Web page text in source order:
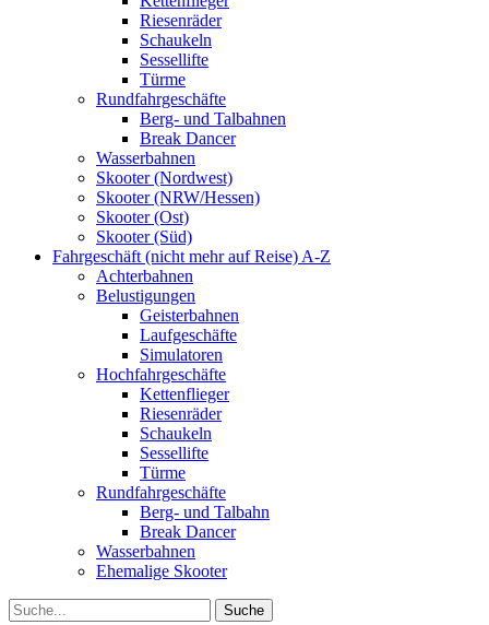
Riesenräder
Schaukeln
Sessellifte
Türme
Rundfahrgeschäfte
Berg- und Talbahnen
Break Dancer
Wasserbahnen
Skooter (Nordwest)
Skooter (NRW/Hessen)
Skooter (Ost)
Skooter (Süd)
Fahrgeschäft (nicht mehr auf Reise) A-Z
Achterbahnen
Belustigungen
Geisterbahnen
Laufgeschäfte
Simulatoren
Hochfahrgeschäfte
Kettenflieger
Riesenräder
Schaukeln
Sessellifte
Türme
Rundfahrgeschäfte
Berg- und Talbahn
Break Dancer
Wasserbahnen
Ehemalige Skooter